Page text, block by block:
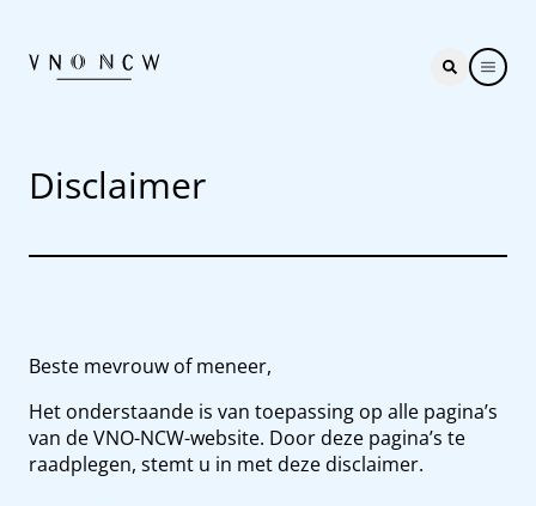
Disclaimer
Beste mevrouw of meneer,
Het onderstaande is van toepassing op alle pagina’s
van de VNO-NCW-website. Door deze pagina’s te
raadplegen, stemt u in met deze disclaimer.